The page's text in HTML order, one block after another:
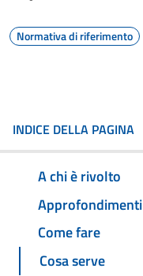
Normativa di riferimento
INDICE DELLA PAGINA
A chi è rivolto
Approfondimenti
Come fare
Cosa serve